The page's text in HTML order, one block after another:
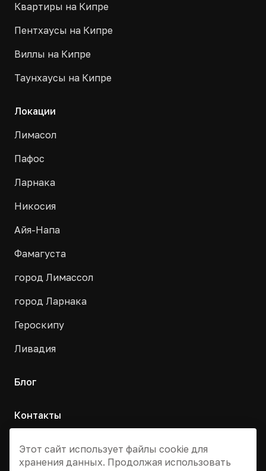
Квартиры на Кипре
Пентхаусы на Кипре
Виллы на Кипре
Таунхаусы на Кипре
Локации
Лимасол
Пафос
Ларнака
Никосия
Айя-Напа
Фамагуста
город Лимассол
город Ларнака
Героскипу
Ливадия
Блог
Контакты
+7 495 955 13 12
Этот сайт использует файлы cookie для
хранения данных. Продолжая использовать